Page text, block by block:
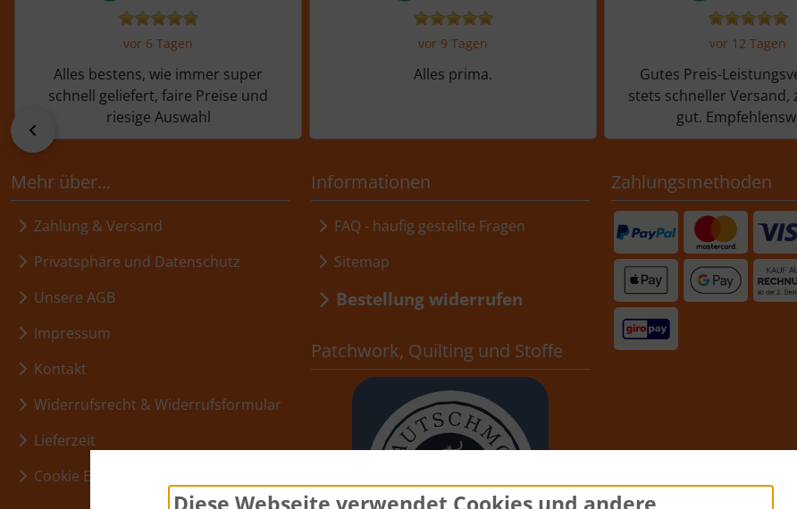
vor 6 Tagen
Alles bestens, wie immer super
schnell geliefert, faire Preise und
riesige Auswahl
vor 9 Tagen
Alles prima.
vor 12 Tagen
Gutes Preis-
stets schneller Versand,
gut.
Mehr über...
Zahlung & Versand
Privatsphäre und Datenschutz
Unsere AGB
Impressum
Kontakt
Widerrufsrecht & Widerrufsformular
Lieferzeit
Cookie Einstellungen
Informationen
FAQ - häufig gestellte Fragen
Sitemap
Bestellung widerrufen
Patchwork, Quilting und Stoffe
Zahlungsmethoden